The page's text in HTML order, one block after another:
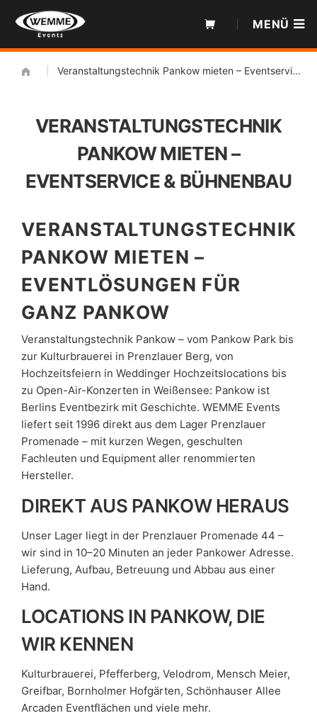
Inhalt
MENÜ
Veranstaltungstechnik Pankow mieten – Eventservice & Bühnenbau
VERANSTALTUNGSTECHNIK
PANKOW MIETEN –
EVENTSERVICE & BÜHNENBAU
VERANSTALTUNGSTECHNIK
PANKOW MIETEN –
EVENTLÖSUNGEN FÜR
GANZ PANKOW
Veranstaltungstechnik Pankow – vom Pankow Park bis
zur Kulturbrauerei in Prenzlauer Berg, von
Hochzeitsfeiern in Weddinger Hochzeitslocations bis
zu Open-Air-Konzerten in Weißensee: Pankow ist
Berlins Eventbezirk mit Geschichte. WEMME Events
liefert seit 1996 direkt aus dem Lager Prenzlauer
Promenade – mit kurzen Wegen, geschulten
Fachleuten und Equipment aller renommierten
Hersteller.
DIREKT AUS PANKOW HERAUS
Unser Lager liegt in der Prenzlauer Promenade 44 –
wir sind in 10–20 Minuten an jeder Pankower Adresse.
Lieferung, Aufbau, Betreuung und Abbau aus einer
Hand.
LOCATIONS IN PANKOW, DIE
WIR KENNEN
Kulturbrauerei, Pfefferberg, Velodrom, Mensch Meier,
Greifbar, Bornholmer Hofgärten, Schönhauser Allee
Arcaden Eventflächen und viele mehr.